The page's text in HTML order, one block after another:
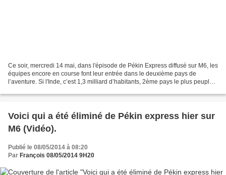
Ce soir, mercredi 14 mai, dans l'épisode de Pékin Express diffusé sur M6, les
équipes encore en course font leur entrée dans le deuxième pays de
l’aventure. Si l'Inde, c’est 1,3 milliard d’habitants, 2ème pays le plus peuplé
Voici qui a été éliminé de Pékin express hier sur
M6 (Vidéo).
Publié le 08/05/2014 à 08:20
Par François 08/05/2014 9H20